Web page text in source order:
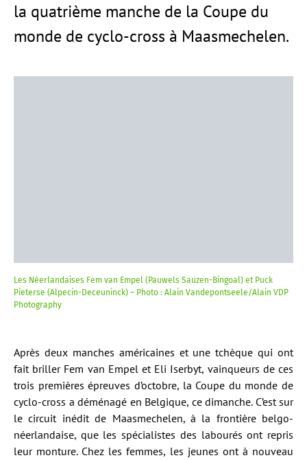
la quatrième manche de la Coupe du
monde de cyclo-cross à Maasmechelen.
Les Néerlandaises Fem van Empel (Pauwels Sauzen-Bingoal) et Puck
Pieterse (Alpecin-Deceuninck) – Photo : Alain Vandepontseele/Alain VDP
Photography
Après deux manches américaines et une tchèque qui ont
fait briller Fem van Empel et Eli Iserbyt, vainqueurs de ces
trois premières épreuves d’octobre, la Coupe du monde de
cyclo-cross a déménagé en Belgique, ce dimanche. C’est sur
le circuit inédit de Maasmechelen, à la frontière belgo-
néerlandaise, que les spécialistes des labourés ont repris
leur monture. Chez les femmes, les jeunes ont à nouveau